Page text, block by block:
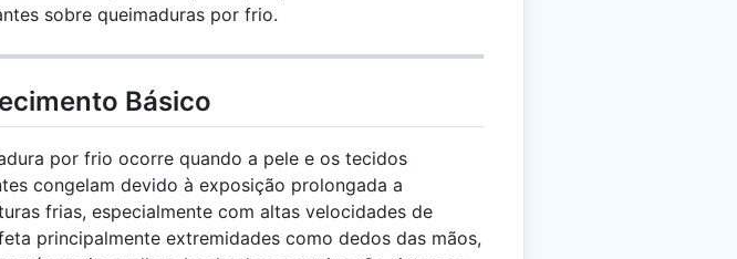
sobre queimaduras por frio.
Básico
por frio ocorre quando a pele e os tecidos
congelam devido à exposição prolongada a
frias, especialmente com altas velocidades de
principalmente extremidades como dedos das mãos,